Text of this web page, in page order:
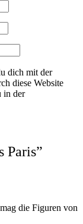
dich mit der
diese Website
in der
Paris”
die Figuren von